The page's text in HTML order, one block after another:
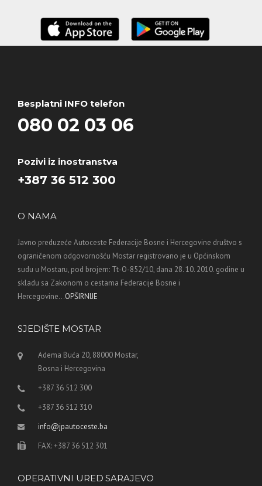
Besplatni INFO telefon
080 02 03 06
Pozivi iz inostranstva
+387 36 512 300
O NAMA
Javno preduzeće Autoceste Federacije Bosne i Hercegovine društvo s
ograničenom odgovornošću Mostar registrovano je u Općinskom
sudu u Mostaru, pod brojem: Tt-O-852/10, dana 28. 10. 2010. godine u
skladu sa Zakonom o cestama Federacije Bosne i
Hercegovine...OPŠIRNIJE
SJEDIŠTE MOSTAR
Adema Buća 20, 88000 Mostar,
Bosna i Hercegovina
+387 36 512 300
+387 36 512 310
info@jpautoceste.ba
FAX: +387 36 512 301
OPERATIVNI URED SARAJEVO